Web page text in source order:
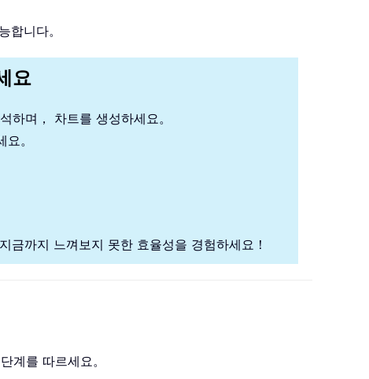
니다。
요
하며， 차트를 생성하세요。
。
금까지 느껴보지 못한 효율성을 경험하세요！
계를 따르세요。